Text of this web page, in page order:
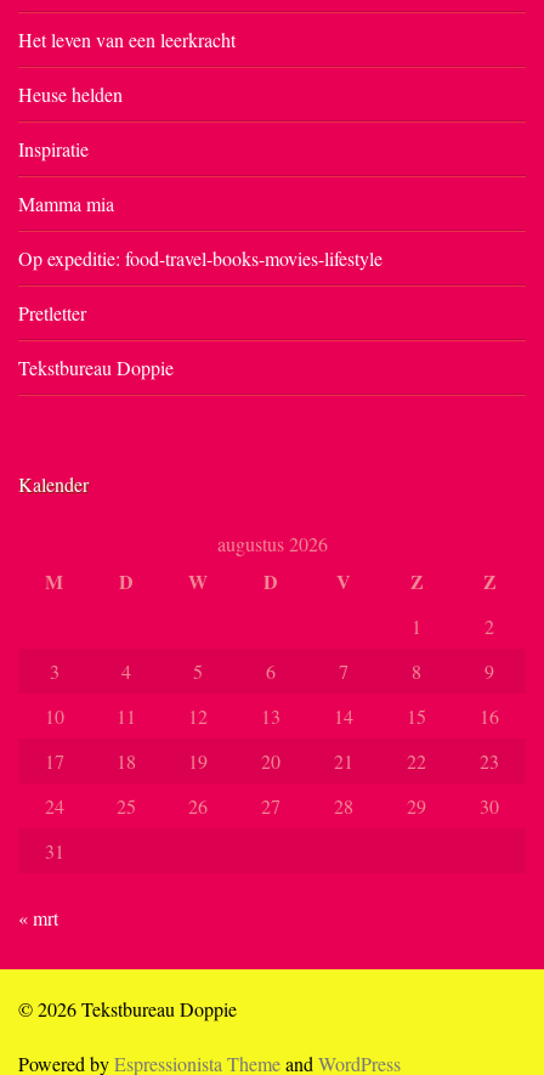
Het leven van een leerkracht
Heuse helden
Inspiratie
Mamma mia
Op expeditie: food-travel-books-movies-lifestyle
Pretletter
Tekstbureau Doppie
Kalender
augustus 2026
M D W D V Z Z
1
2
3
4 5 6 7 8
9
10
11 12 13 14 15
16
17
18 19 20 21 22
23
24
25 26 27 28 29
30
31
« mrt
© 2026 Tekstbureau Doppie
Powered byEspressionista ThemeandWordPress